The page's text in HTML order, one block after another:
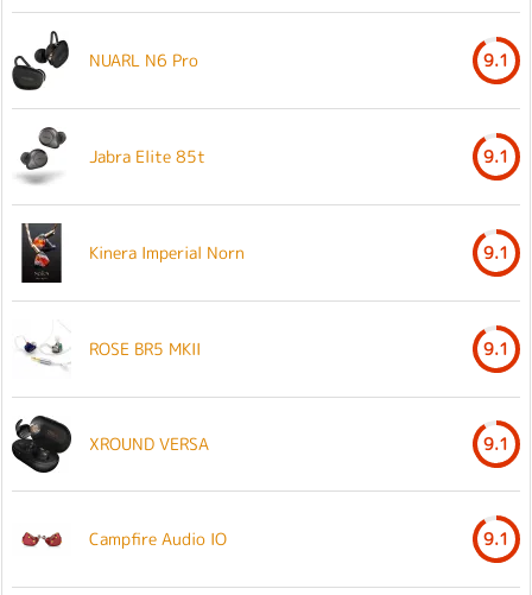
NUARL N6 Pro 9.1
Jabra Elite 85t 9.1
Kinera Imperial Norn 9.1
ROSE BR5 MKII 9.1
XROUND VERSA 9.1
Campfire Audio IO 9.1